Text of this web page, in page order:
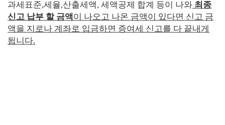
과세표준,세율,산출세액, 세액공제 합계 등이 나와 최종
신고 납부 할 금액이 나오고 나온 금액이 있다면 신고 금
액을 지로나 계좌로 입금하면 증여세 신고를 다 끝내게
됩니다.